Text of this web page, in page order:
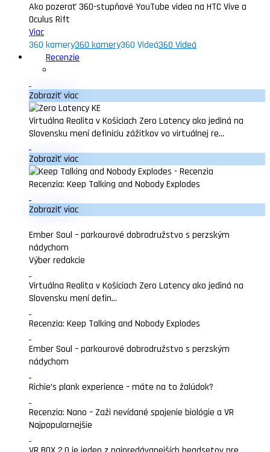
Ako pozerať 360-stupňové YouTube videa na HTC Vive a
Oculus Rift
Viac
360 kamery360 kamery360 Videá360 Videá
Recenzie
Zobraziť viac
Virtuálna Realita v Košiciach Zero Latency ako jediná na
Slovensku mení definíciu zážitkov vo virtuálnej re...
Zobraziť viac
Recenzia: Keep Talking and Nobody Explodes
Zobraziť viac
Ember Soul – parkourové dobrodružstvo s perzským
nádychom
Výber redakcie
Virtuálna Realita v Košiciach Zero Latency ako jediná na
Slovensku mení defin...
Recenzia: Keep Talking and Nobody Explodes
Ember Soul – parkourové dobrodružstvo s perzským
nádychom
Richie’s plank experience – máte na to žalúdok?
Recenzia: Nano – Zaži nevídané spojenie biológie a VR
Najpopularnejšie